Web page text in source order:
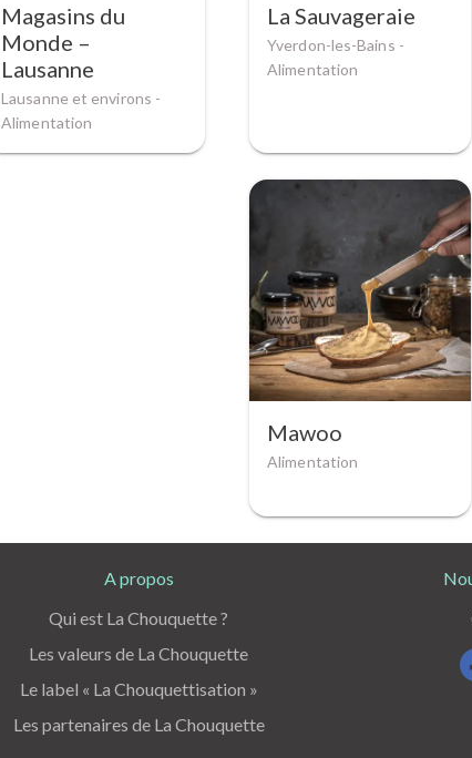
Magasins du
Monde –
Lausanne
Lausanne et environs -
Alimentation
La Sauvageraie
Yverdon-les-Bains -
Alimentation
Mawoo
Alimentation
A propos
Qui est La Chouquette ?
Les valeurs de La Chouquette
Le label « La Chouquettisation »
Les partenaires de La Chouquette